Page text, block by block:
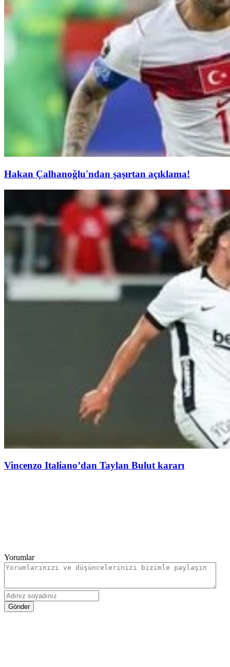
Hakan Çalhanoğlu'ndan şaşırtan açıklama!
Vincenzo Italiano’dan Taylan Bulut kararı
Yorumlar
Gönder